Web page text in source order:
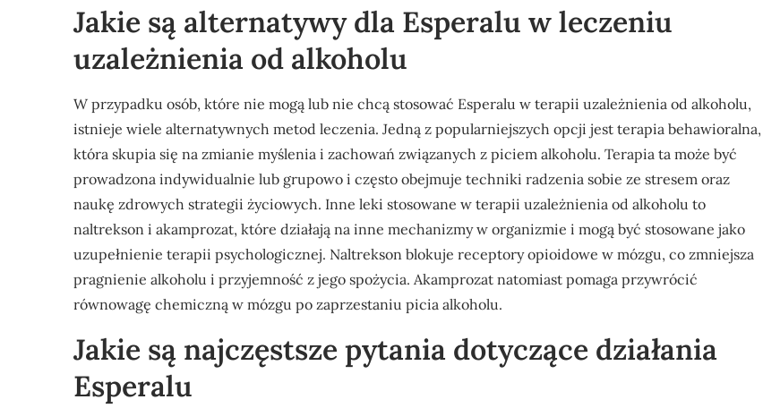
Jakie są alternatywy dla Esperalu w leczeniu
uzależnienia od alkoholu
W przypadku osób, które nie mogą lub nie chcą stosować Esperalu w terapii uzależnienia od alkoholu,
istnieje wiele alternatywnych metod leczenia. Jedną z popularniejszych opcji jest terapia behawioralna,
która skupia się na zmianie myślenia i zachowań związanych z piciem alkoholu. Terapia ta może być
prowadzona indywidualnie lub grupowo i często obejmuje techniki radzenia sobie ze stresem oraz
naukę zdrowych strategii życiowych. Inne leki stosowane w terapii uzależnienia od alkoholu to
naltrekson i akamprozat, które działają na inne mechanizmy w organizmie i mogą być stosowane jako
uzupełnienie terapii psychologicznej. Naltrekson blokuje receptory opioidowe w mózgu, co zmniejsza
pragnienie alkoholu i przyjemność z jego spożycia. Akamprozat natomiast pomaga przywrócić
równowagę chemiczną w mózgu po zaprzestaniu picia alkoholu.
Jakie są najczęstsze pytania dotyczące działania
Esperalu